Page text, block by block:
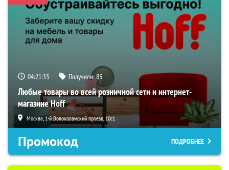
04:21:32 Получили:83
Любые товары во всей розничной сети и интернет-
магазине Hoff
Москва, 1-й Волоколамский проезд, 10с1
Промокод ПОДРОБНЕЕ